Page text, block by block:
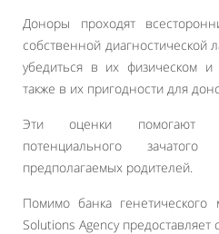
Доноры проходят
собственной диагностической
убедиться в их физическом и
также в их пригодности для
Эти оценки помогают
потенциального
предполагаемых родителей.
Помимо банка генетического
Solutions Agency предоставляет